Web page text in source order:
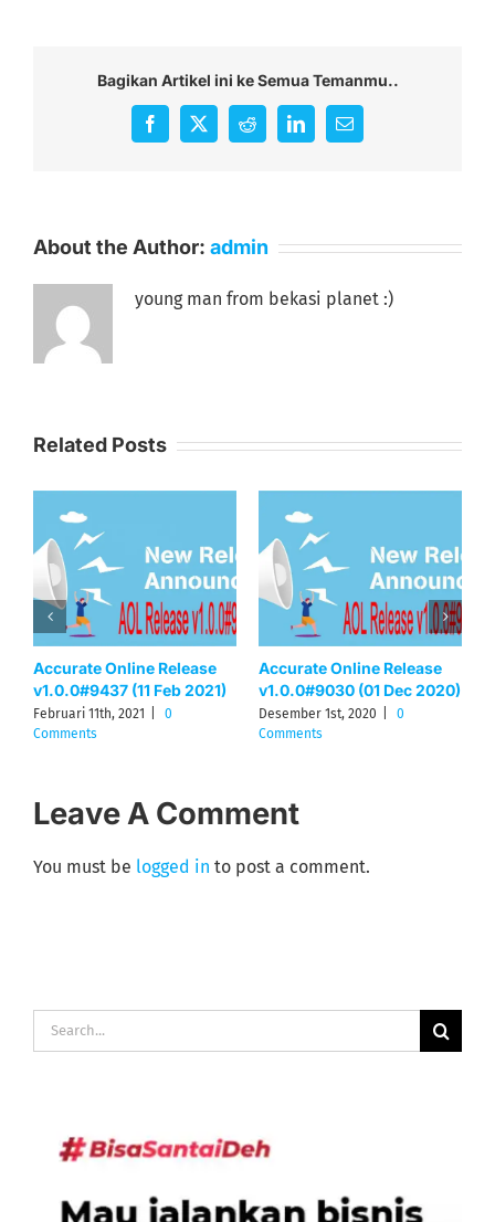
Bagikan Artikel ini ke Semua Temanmu..
Facebook
X RedditLinkedInEmail
About the Author: admin
young man from bekasi planet :)
Related Posts
Accurate Online Release
v1.0.0#9012 (26 Nov
2020)
November 28th, 2020
Accurate Online Release
v1.0.0#11184 (30 Jan
2022)
Januari 31st, 2022
Leave A Comment